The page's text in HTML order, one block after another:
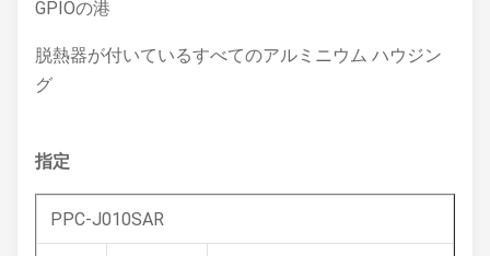
GPIOの港
脱熱器が付いているすべてのアルミニウム ハウジン
グ
指定
PPC-J010SAR